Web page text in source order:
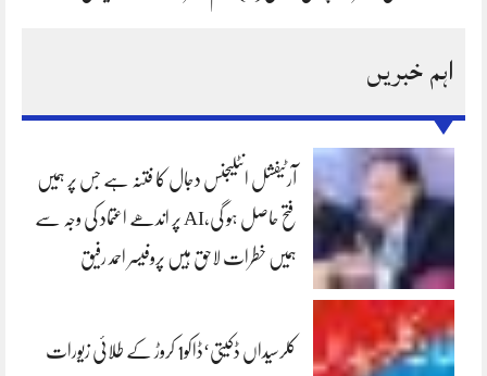
اہم خبریں
آرٹیفشل انٹلیجنس دجال کا فتنہ ہے جس پر ہمیں
فتح حاصل ہو گی،AI پر اندھے اعتماد کی وجہ سے
ہمیں خطرات لاحق ہیں پروفیسر احمد رفیق
کلرسیداں ڈکیتی‘ڈاکو1 کروڑ کے طلائی زیورات